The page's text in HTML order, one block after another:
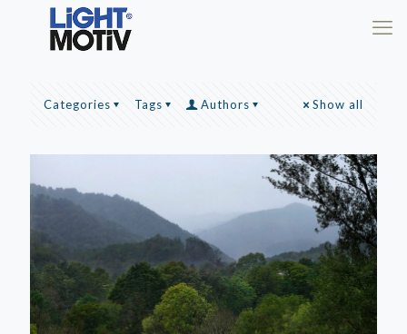
Categories Tags Authors Show all